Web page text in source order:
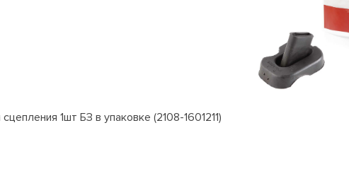
1шт БЗ в упаковке (2108-1601211)